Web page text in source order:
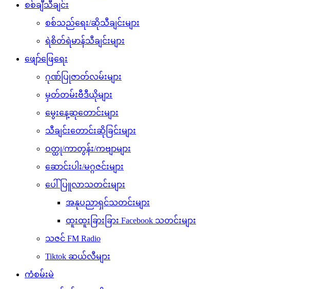
စစ်ချီသီချင်း
စစ်သည်ရေး/ဆိုသီချင်းများ
ရဲစိတ်ရဲမာန်သီချင်းများ
ဖျော်ဖြေရေး
ဂုဏ်ပြုဇာတ်လမ်းများ
မှတ်တမ်းဗီဒီယိုများ
မွေးနေ့ဆုတောင်းများ
သီချင်းတောင်းဆိုခြင်းများ
ဝတ္ထု/ကာတွန်း/ကဗျာများ
ဆောင်းပါး/မဂ္ဂဇင်းများ
ပေါ်ပြူလာသတင်းများ
အနုပညာရှင်သတင်းများ
ထူးထူးခြားခြား Facebook သတင်းများ
သဇင် FM Radio
Tiktok ဆယ်လီများ
ကံစမ်းမဲ